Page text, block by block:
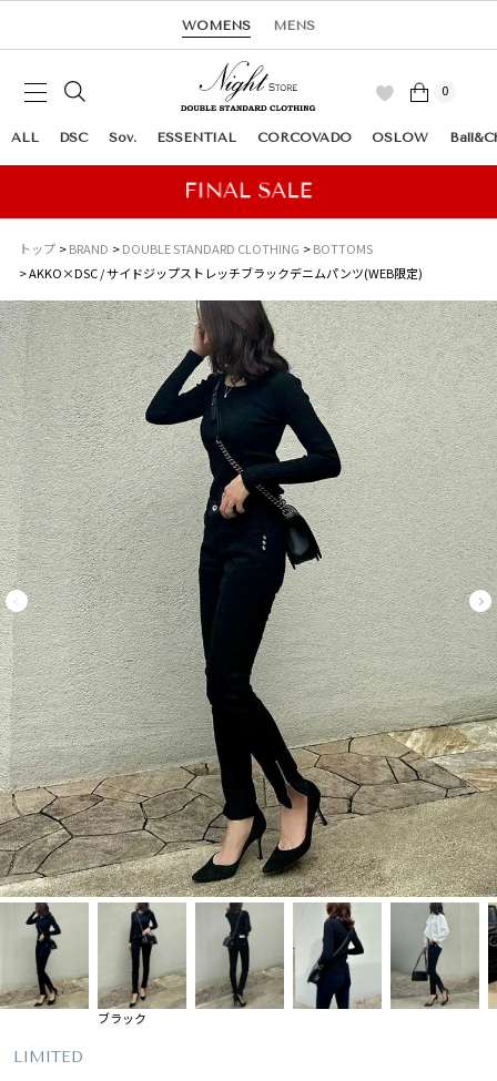
WOMENS MENS
0
ALL DSC Sov. ESSENTIAL CORCOVADO OSLOW
トップ BRAND DOUBLE STANDARD CLOTHING
BOTTOMS
AKKO×DSC / サイドジップストレッチブラックデニムパンツ(WEB限定)
ブラック
LIMITED